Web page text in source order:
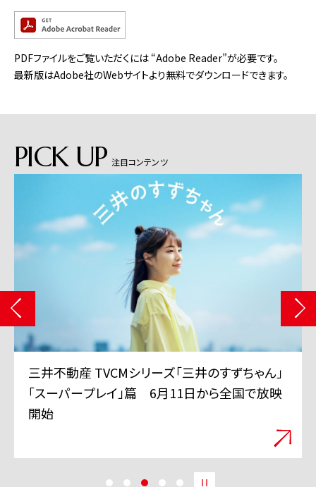
PDFファイルをご覧いただくには “Adobe Reader”が必要です。
最新版はAdobe社のWebサイトより無料でダウンロードできます。
PICK UP 注目コンテンツ
三井不動産 TVCMシリーズ「三井のすずちゃん」
「スーパープレイ」篇 6月11日から全国で放映
開始